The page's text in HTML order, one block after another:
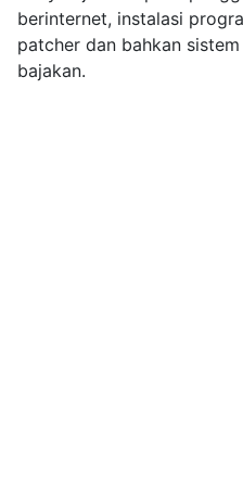
berinternet, instalasi
patcher dan bahkan
bajakan.